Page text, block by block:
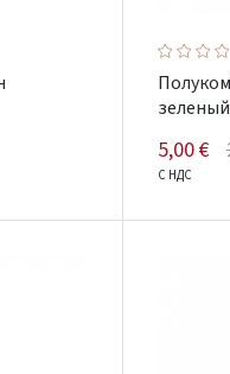
зеленый
5,00 €
С НДС